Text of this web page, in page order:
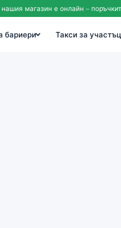
магазин е онлайн –
бариери Такси за